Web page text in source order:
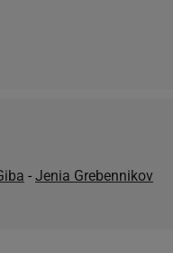
- Jenia Grebennikov